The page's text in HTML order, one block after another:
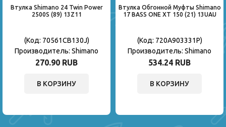
Втулка Shimano 24 Twin Power
2500S (89) 13Z11
(Код: 70561CB130J)
Производитель: Shimano
270.90 RUB
В КОРЗИНУ
Втулка Обгонной Муфты Shimano
17 BASS ONE XT 150 (21) 13UAU
(Код: 720A903331P)
Производитель: Shimano
534.24 RUB
В КОРЗИНУ